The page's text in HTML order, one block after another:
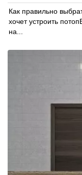
Как правильно
хочет устроить
на...